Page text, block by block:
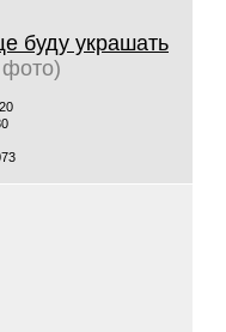
буду украшать